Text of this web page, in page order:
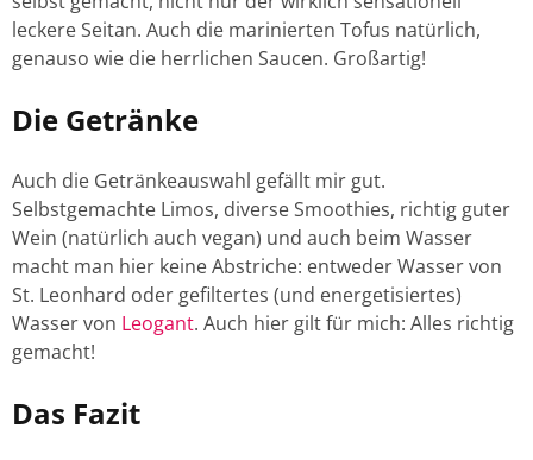
leckere Seitan. Auch die marinierten Tofus natürlich,
genauso wie die herrlichen Saucen. Großartig!
Die Getränke
Auch die Getränkeauswahl gefällt mir gut.
Selbstgemachte Limos, diverse Smoothies, richtig guter
Wein (natürlich auch vegan) und auch beim Wasser
macht man hier keine Abstriche: entweder Wasser von
St. Leonhard oder gefiltertes (und energetisiertes)
Wasser von Leogant. Auch hier gilt für mich: Alles richtig
gemacht!
Das Fazit